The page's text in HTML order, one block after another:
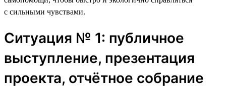
с сильными чувствами.
Ситуация № 1: публичное
выступление, презентация
проекта, отчётное собрание